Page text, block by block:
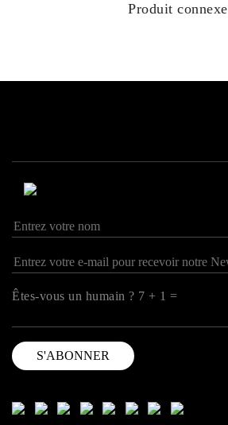
Produit connexe
Êtes-vous un humain ? 7 + 1 =